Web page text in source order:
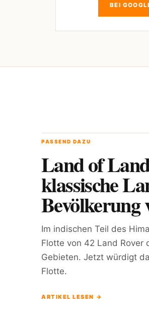
BEI
PASSEND DAZU
Land of
klassische
Bevölkerung
Im indischen Teil des
Flotte von 42 Land Rover
Gebieten. Jetzt würdigt
Flotte.
ARTIKEL LESEN →